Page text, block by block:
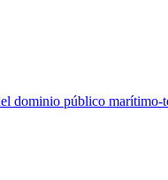
dominio público marítimo-